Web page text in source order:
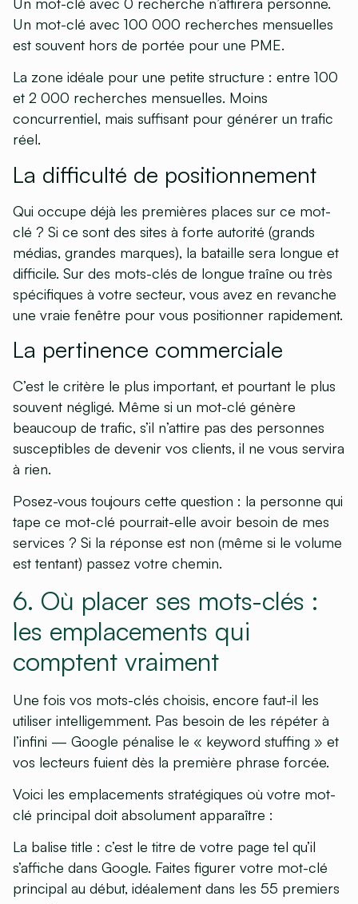
Un mot-clé avec 100 000 recherches mensuelles
est souvent hors de portée pour une PME.
La zone idéale pour une petite structure : entre 100
et 2 000 recherches mensuelles. Moins
concurrentiel, mais suffisant pour générer un trafic
réel.
La difficulté de positionnement
Qui occupe déjà les premières places sur ce mot-
clé ? Si ce sont des sites à forte autorité (grands
médias, grandes marques), la bataille sera longue et
difficile. Sur des mots-clés de longue traîne ou très
spécifiques à votre secteur, vous avez en revanche
une vraie fenêtre pour vous positionner rapidement.
La pertinence commerciale
C’est le critère le plus important, et pourtant le plus
souvent négligé. Même si un mot-clé génère
beaucoup de trafic, s’il n’attire pas des personnes
susceptibles de devenir vos clients, il ne vous servira
à rien.
Posez-vous toujours cette question : la personne qui
tape ce mot-clé pourrait-elle avoir besoin de mes
services ? Si la réponse est non (même si le volume
est tentant) passez votre chemin.
6. Où placer ses mots-clés :
les emplacements qui
comptent vraiment
Une fois vos mots-clés choisis, encore faut-il les
utiliser intelligemment. Pas besoin de les répéter à
l’infini — Google pénalise le « keyword stuffing » et
vos lecteurs fuient dès la première phrase forcée.
Voici les emplacements stratégiques où votre mot-
clé principal doit absolument apparaître :
La balise title : c’est le titre de votre page tel qu’il
s’affiche dans Google. Faites figurer votre mot-clé
principal au début, idéalement dans les 55 premiers